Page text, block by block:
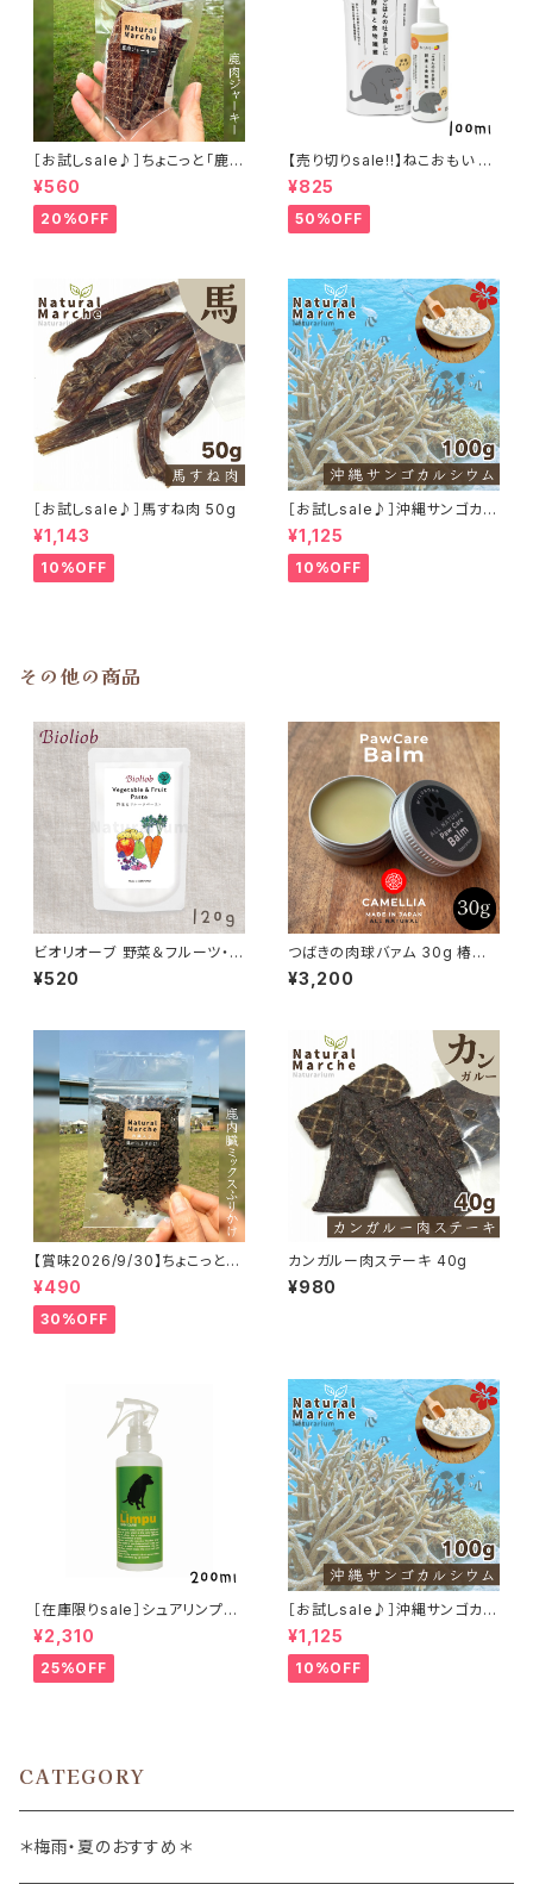
［お試しsale♪］ちょこっと「鹿肉
ジャーキー」ジビエ鹿 おやつ
¥560
20%OFF
【売り切りsale!!】ねこおもい 猫
ご飯の吐き戻しに 酵素と食物繊
維 100ml
¥825
50%OFF
［お試しsale♪］馬すね肉 50g
¥1,143
10%OFF
［お試しsale♪］沖縄サンゴカル
シウム たっぷり100g
¥1,125
10%OFF
その他の商品
ビオリオーブ 野菜＆フルーツ・ペ
ースト Bioliob 旧ヘルマン
¥520
つばきの肉球バァム 30g 椿油
日本ミツバチ 肉球クリーム
¥3,200
【賞味2026/9/30】ちょこっと
「鹿内臓mixふりかけ」ジビエ鹿
おやつ
¥490
30%OFF
カンガルー肉ステーキ 40g
¥980
［在庫限りsale］シュアリンプウ
newスキンケアスプレー 200m
l¥2,310
25%OFF
［お試しsale♪］沖縄サンゴカル
シウム たっぷり100g
¥1,125
10%OFF
CATEGORY
＊梅雨・夏のおすすめ＊